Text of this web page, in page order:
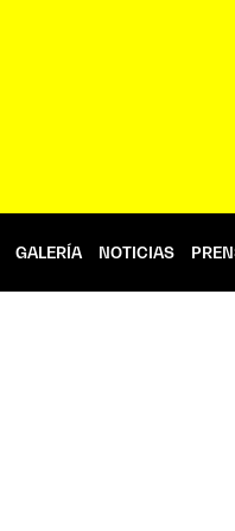
GALERÍA NOTICIAS